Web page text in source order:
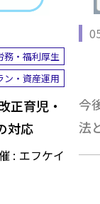
務・福利厚生
ン・資産運用
正育児・
対応
: エフケイ
今
法